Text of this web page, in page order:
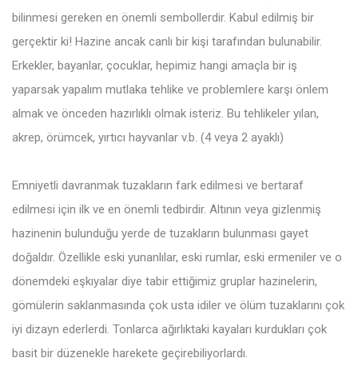
bilinmesi gereken en önemli sembollerdir. Kabul edilmiş bir
gerçektir ki! Hazine ancak canlı bir kişi tarafından bulunabilir.
Erkekler, bayanlar, çocuklar, hepimiz hangi amaçla bir iş
yaparsak yapalım mutlaka tehlike ve problemlere karşı önlem
almak ve önceden hazırlıklı olmak isteriz. Bu tehlikeler yılan,
akrep, örümcek, yırtıcı hayvanlar v.b. (4 veya 2 ayaklı)
Emniyetli davranmak tuzakların fark edilmesi ve bertaraf
edilmesi için ilk ve en önemli tedbirdir. Altının veya gizlenmiş
hazinenin bulunduğu yerde de tuzakların bulunması gayet
doğaldır. Özellikle eski yunanlılar, eski rumlar, eski ermeniler ve o
dönemdeki eşkıyalar diye tabir ettiğimiz gruplar hazinelerin,
gömülerin saklanmasında çok usta idiler ve ölüm tuzaklarını çok
iyi dizayn ederlerdi. Tonlarca ağırlıktaki kayaları kurdukları çok
basit bir düzenekle harekete geçirebiliyorlardı.